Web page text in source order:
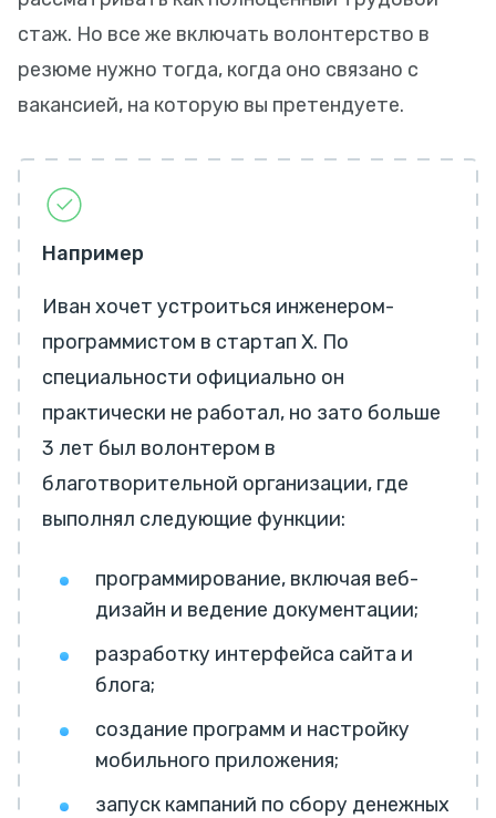
стаж. Но все же включать волонтерство в
резюме нужно тогда, когда оно связано с
вакансией, на которую вы претендуете.
Например
Иван хочет устроиться инженером-
программистом в стартап X. По
специальности официально он
практически не работал, но зато больше
3 лет был волонтером в
благотворительной организации, где
выполнял следующие функции:
программирование, включая веб-
дизайн и ведение документации;
разработку интерфейса сайта и
блога;
создание программ и настройку
мобильного приложения;
запуск кампаний по сбору денежных